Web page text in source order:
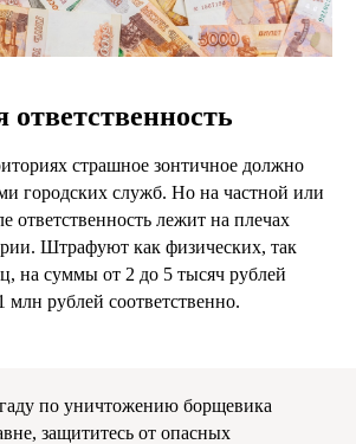
страшное зонтичное должно
городских служб. Но на частной или
ответственность лежит на плечах
Штрафуют как физических, так
на суммы от 2 до 5 тысяч рублей
млн рублей соответственно.
по уничтожению борщевика
защититесь от опасных